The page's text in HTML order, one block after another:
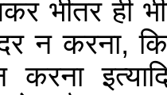
भीतर ही
न करना,
करना